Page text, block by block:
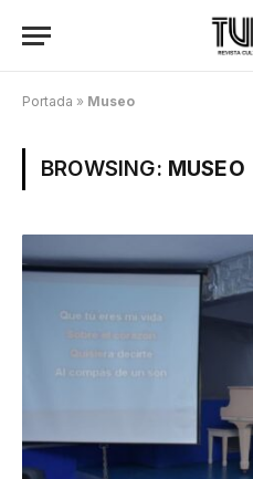
Portada » Museo
BROWSING: MUSEO